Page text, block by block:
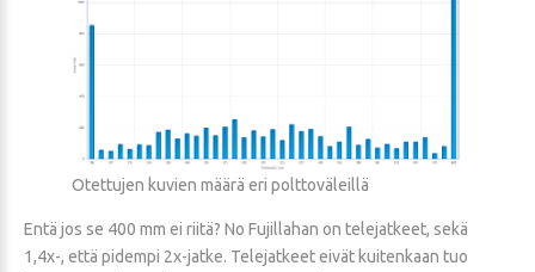
Otettujen kuvien määrä eri polttoväleillä
Entä jos se 400 mm ei riitä? No Fujillahan on telejatkeet, sekä
1,4x-, että pidempi 2x-jatke. Telejatkeet eivät kuitenkaan tuo